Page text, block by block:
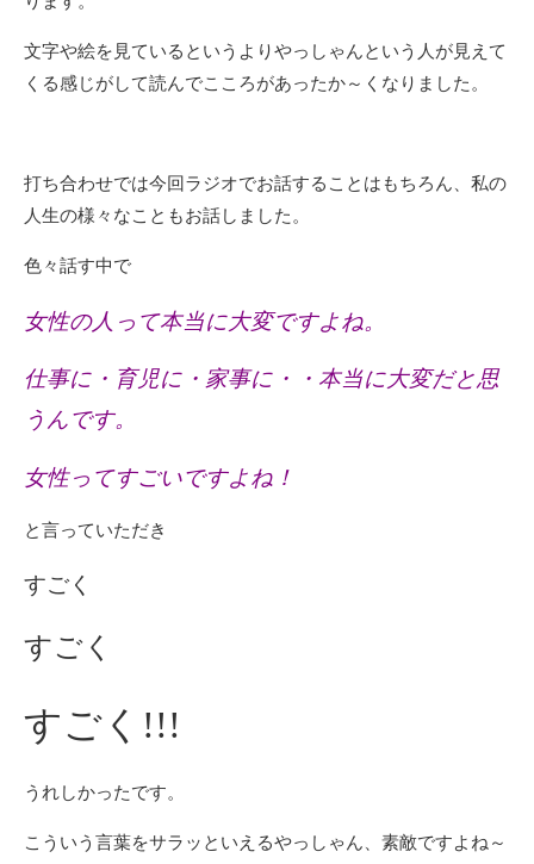
文字や絵を見ているというよりやっしゃんという人が見えて
くる感じがして読んでこころがあったか～くなりました。
打ち合わせでは今回ラジオでお話することはもちろん、私の
人生の様々なこともお話しました。
色々話す中で
女性の人って本当に大変ですよね。
仕事に・育児に・家事に・・本当に大変だと思
うんです。
女性ってすごいですよね！
と言っていただき
すごく
すごく
すごく!!!
うれしかったです。
こういう言葉をサラッといえるやっしゃん、素敵ですよね～